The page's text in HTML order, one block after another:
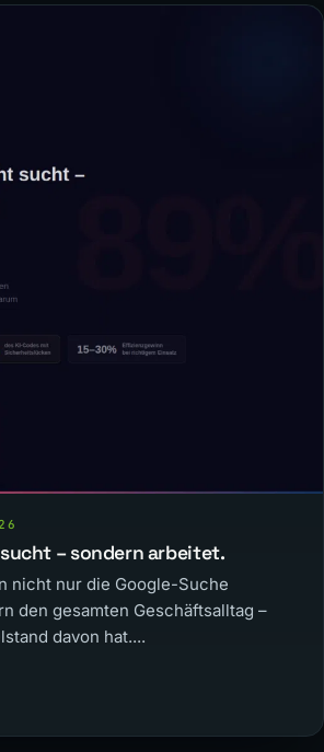
– sondern arbeitet.
nicht nur die Google-Suche
den gesamten Geschäftsalltag –
davon hat....